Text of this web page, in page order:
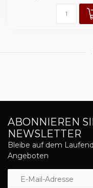
ABONNIEREN
NEWSLETTER
Bleibe auf dem
Angeboten